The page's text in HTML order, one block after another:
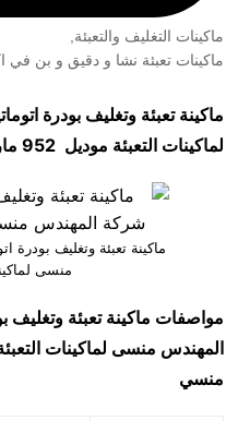
ماكينات التغليف والتعبئة,
ماكينات تعبئة نشا و دقيق و بن في
ماكينة تعبئة وتغليف بودرة
لماكينات التعبئة موديل 952 ماركة مهندس منسي
ماكينة تعبئة وتغليف
منسى
مواصفات ماكينة تعبئة
المهندس منسى لماكينات
منسي